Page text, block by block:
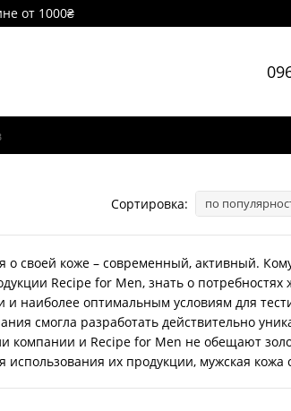
от 1000₴
Сортировка: по
о своей коже – современный, активный.
Recipe for Men, знать о потребностях
наиболее оптимальным условиям для
смогла разработать действительно
компании и Recipe for Men не обещают
использования их продукции, мужская